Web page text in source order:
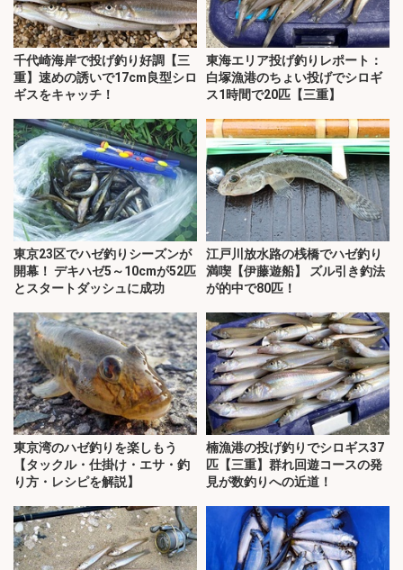
千代崎海岸で投げ釣り好調【三
重】速めの誘いで17cm良型シロ
ギスをキャッチ！
東海エリア投げ釣りレポート：
白塚漁港のちょい投げでシロギ
ス1時間で20匹【三重】
東京23区でハゼ釣りシーズンが
開幕！ デキハゼ5～10cmが52匹
とスタートダッシュに成功
江戸川放水路の桟橋でハゼ釣り
満喫【伊藤遊船】 ズル引き釣法
が的中で80匹！
東京湾のハゼ釣りを楽しもう
【タックル・仕掛け・エサ・釣
り方・レシピを解説】
楠漁港の投げ釣りでシロギス37
匹【三重】群れ回遊コースの発
見が数釣りへの近道！